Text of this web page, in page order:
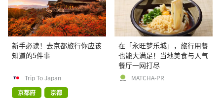
新手必读！去京都旅行你应该
知道的5件事
Trip To Japan
京都府
京都
在「永旺梦乐城」，旅行用餐
也能大满足！当地美食与人气
餐厅一网打尽
MATCHA-PR